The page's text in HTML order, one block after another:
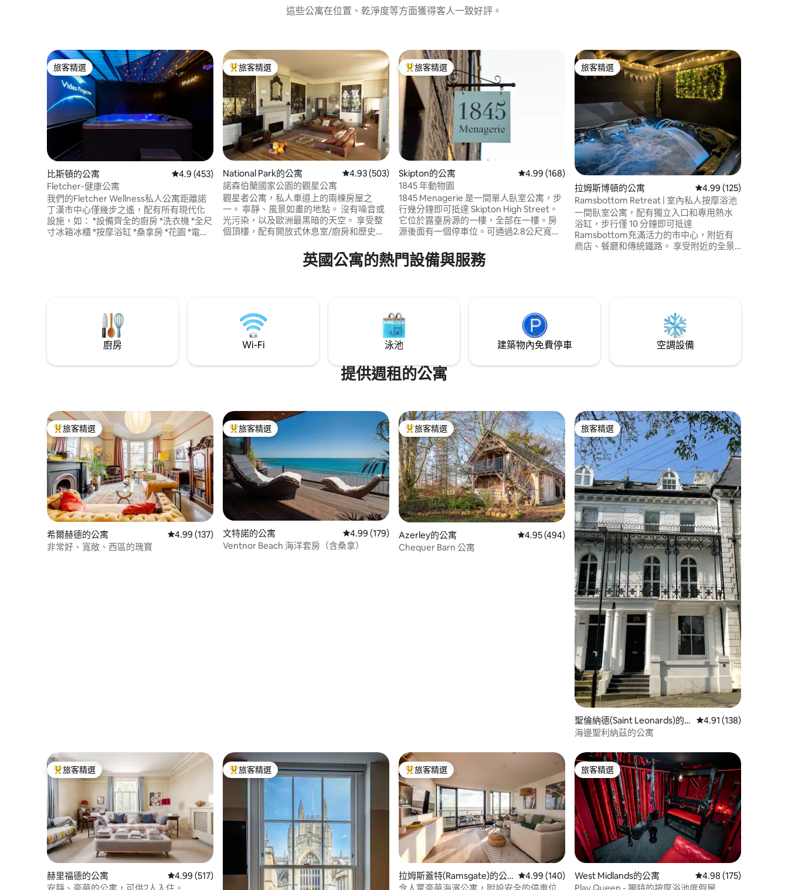
這些公寓在位置、乾淨度等方面獲得客人一致好評。
旅客精選
旅客精選
比斯頓的公寓 從 453 則評價中獲得 4.9 的平均評分（滿分 5 分）
4.9 (453)
Fletcher-健康公寓
我們的Fletcher Wellness私人公寓距離諾
丁漢市中心僅幾步之遙，配有所有現代化
設施，如： *設備齊全的廚房 *洗衣機 *全尺
寸冰箱冰櫃 *按摩浴缸 *桑拿房 *花園 *電視
旅客精選榜首
旅客精選
National Park的公寓 從 503 則評價中獲得 4.93 的平均評分（滿分 5 分）
4.93 (503)
諾森伯蘭國家公園的觀星公寓
觀星者公寓，私人車道上的兩棟房屋之
一。 寧靜、風景如畫的地點。 沒有噪音或
光污染，以及歐洲最黑暗的天空。 享受整
個頂樓，配有開放式休息室/廚房和歷史書
房浴室。 這是一個美妙的空間！ 經由美麗
的玻璃中庭獨立入口，可欣賞迷人的景
旅客精選榜首
旅客精選
Skipton的公寓 從 168 則評價中獲得 4.99 的平均評分（滿分 5 分）
4.99 (168)
1845 年動物園
1845 Menagerie 是一間單人臥室公寓，步
行幾分鐘即可抵達 Skipton High Street。
它位於露臺房源的一樓，全部在一樓。房
源後面有一個停車位。可通過2.8公尺寬的
廳，Marks and Spencers Simply Food就
在附近。 我住在馬路對面，如果您有任何
旅客精選
旅客精選
拉姆斯博頓的公寓 從 125 則評價中獲得
4.99 (125)
Ramsbottom Retreat | 室內私人按摩浴池
一間臥室公寓，配有獨立入口和專用熱水
浴缸，步行僅 10 分鐘即可抵達
Ramsbottom充滿活力的市中心，附近有
商店、餐廳和傳統鐵路。 享受附近的全景
英國公寓的熱門設備與服務
廚房 Wi-Fi 泳池 建築物內免費停車 空調設備
提供週租的公寓
旅客精選榜首
旅客精選
希爾赫德的公寓 從 137 則評價中獲得 4.99 的平均評分（滿分 5 分）
4.99 (137)
非常好、寬敞、西區的瑰寶
旅客精選榜首
旅客精選
文特諾的公寓 從 179 則評價中獲得 4.99 的平均評分（滿分 5 分）
4.99 (179)
Ventnor Beach 海洋套房（含桑拿）
旅客精選榜首
旅客精選
Azerley的公寓 從 494 則評價中獲得 4.95 的平均評分（滿分 5 分）
4.95 (494)
Chequer Barn 公寓
旅客精選
旅客精選
聖倫納德(Saint Leonards)的
公寓
從 138 則評價中獲得
4.91 (138)
海邊聖利納茲的公寓
旅客精選榜首
旅客精選
赫里福德的公寓 從 517 則評價中獲得 4.99 的平均評分（滿分 5 分）
4.99 (517)
旅客精選榜首
旅客精選 旅客精選榜首
旅客精選
拉姆斯蓋特(Ramsgate)的公
寓
從 140 則評價中獲得 4.99 的平均評分（滿分 5 分）
4.99 (140)
旅客精選
旅客精選
West Midlands的公寓 從 175 則評價中獲得
4.98 (175)